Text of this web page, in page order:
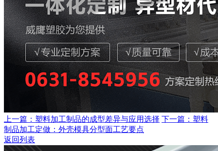
上一篇：塑料加工制品的成型差异与应用选择 下一篇：塑料
制品加工定做：外壳模具分型面工艺要点
返回列表